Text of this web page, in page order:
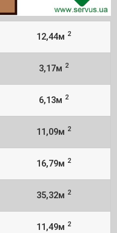
12,44м 2
3,17м 2
6,13м 2
11,09м 2
16,79м 2
35,32м 2
11,49м 2